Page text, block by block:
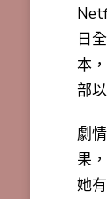
日
本
部
劇
果
她